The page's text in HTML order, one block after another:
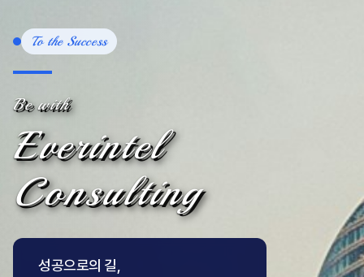
To the Success
Be with
Everintel
Consulting
성공으로의 길,